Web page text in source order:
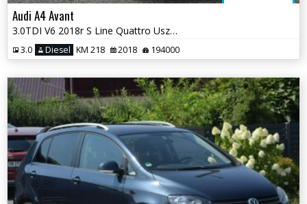
Audi A4 Avant
3.0TDI V6 2018r S Line Quattro Uszkodzony Silnik Serwis
3.0 Diesel KM 218 2018 194000